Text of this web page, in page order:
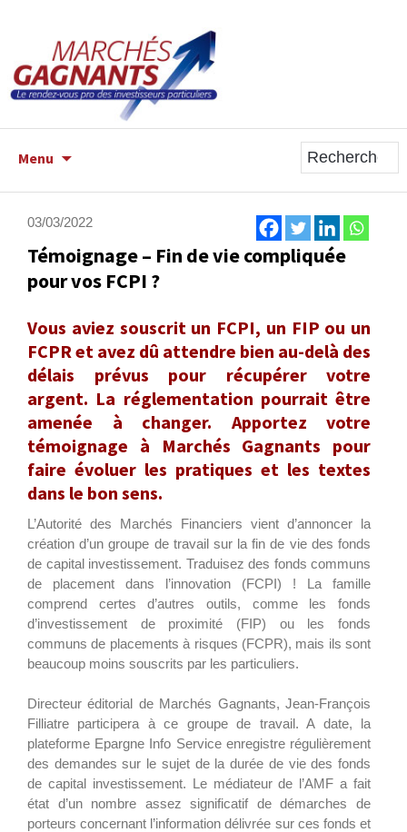
Menu
03/03/2022
Témoignage – Fin de vie compliquée
pour vos FCPI ?
Vous aviez souscrit un FCPI, un FIP ou un
FCPR et avez dû attendre bien au-delà des
délais prévus pour récupérer votre
argent. La réglementation pourrait être
amenée à changer. Apportez votre
témoignage à Marchés Gagnants pour
faire évoluer les pratiques et les textes
dans le bon sens.
L’Autorité des Marchés Financiers vient d’annoncer la
création d’un groupe de travail sur la fin de vie des fonds
de capital investissement. Traduisez des fonds communs
de placement dans l’innovation (FCPI) ! La famille
comprend certes d’autres outils, comme les fonds
d’investissement de proximité (FIP) ou les fonds
communs de placements à risques (FCPR), mais ils sont
beaucoup moins souscrits par les particuliers.
Directeur éditorial de Marchés Gagnants, Jean-François
Filliatre participera à ce groupe de travail. A date, la
plateforme Epargne Info Service enregistre régulièrement
des demandes sur le sujet de la durée de vie des fonds
de capital investissement. Le médiateur de l’AMF a fait
état d’un nombre assez significatif de démarches de
porteurs concernant l’information délivrée sur ces fonds et